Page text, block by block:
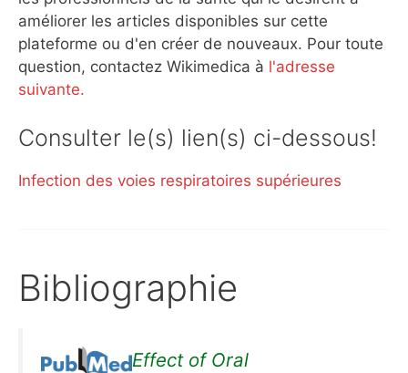
améliorer les articles disponibles sur cette
plateforme ou d'en créer de nouveaux. Pour toute
question, contactez Wikimedica à l'adresse
suivante.
Consulter le(s) lien(s) ci-dessous!
Infection des voies respiratoires supérieures
Bibliographie
Effect of Oral